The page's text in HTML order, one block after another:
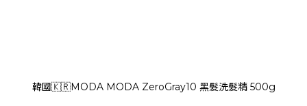
韓國🇰🇷MODA MODA ZeroGray10 黑髮洗髮精 500g